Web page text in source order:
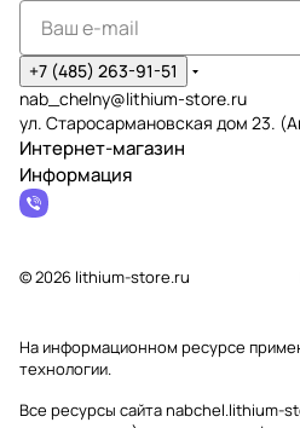
+7 (485) 263-91-51
nab_chelny@lithium-store.ru
ул. Старосармановская дом 23.
Интернет-магазин
Информация
© 2026 lithium-store.ru
На информационном ресурсе
технологии.
Все ресурсы сайта nabchel.lithium-